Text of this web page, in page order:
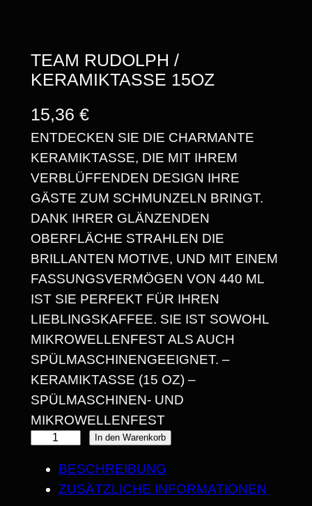
TEAM RUDOLPH /
KERAMIKTASSE 15OZ
15,36 €
ENTDECKEN SIE DIE CHARMANTE
KERAMIKTASSE, DIE MIT IHREM
VERBLÜFFENDEN DESIGN IHRE
GÄSTE ZUM SCHMUNZELN BRINGT.
DANK IHRER GLÄNZENDEN
OBERFLÄCHE STRAHLEN DIE
BRILLANTEN MOTIVE, UND MIT EINEM
FASSUNGSVERMÖGEN VON 440 ML
IST SIE PERFEKT FÜR IHREN
LIEBLINGSKAFFEE. SIE IST SOWOHL
MIKROWELLENFEST ALS AUCH
SPÜLMASCHINENGEEIGNET. –
KERAMIKTASSE (15 OZ) –
SPÜLMASCHINEN- UND
MIKROWELLENFEST
In den Warenkorb
BESCHREIBUNG
ZUSÄTZLICHE INFORMATIONEN